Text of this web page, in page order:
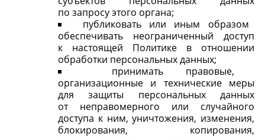
по запросу этого органа;
публиковать или иным образом
обеспечивать неограниченный доступ
к настоящей Политике в отношении
обработки персональных данных;
принимать правовые,
организационные и технические меры
для защиты персональных данных
от неправомерного или случайного
доступа к ним, уничтожения, изменения,
блокирования, копирования,